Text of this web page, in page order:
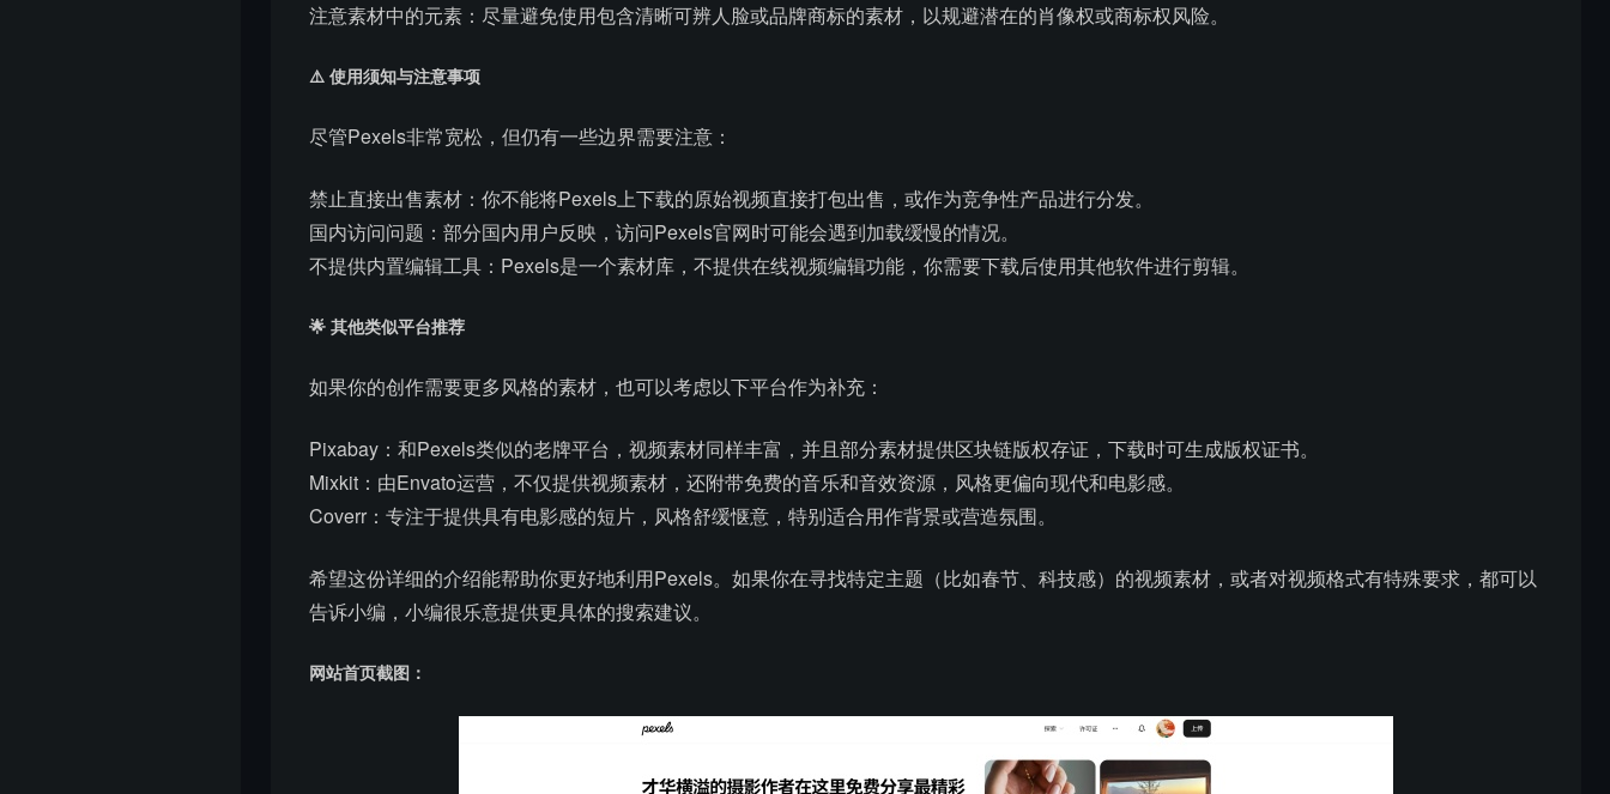
注意素材中的元素：尽量避免使用包含清晰可辨人脸或品牌商标的素材，以规避潜在的肖像权或商标权风险。
⚠️ 使用须知与注意事项
尽管Pexels非常宽松，但仍有一些边界需要注意：
禁止直接出售素材：你不能将Pexels上下载的原始视频直接打包出售，或作为竞争性产品进行分发。
国内访问问题：部分国内用户反映，访问Pexels官网时可能会遇到加载缓慢的情况。
不提供内置编辑工具：Pexels是一个素材库，不提供在线视频编辑功能，你需要下载后使用其他软件进行剪辑。
🌟 其他类似平台推荐
如果你的创作需要更多风格的素材，也可以考虑以下平台作为补充：
Pixabay：和Pexels类似的老牌平台，视频素材同样丰富，并且部分素材提供区块链版权存证，下载时可生成版权证书。
Mixkit：由Envato运营，不仅提供视频素材，还附带免费的音乐和音效资源，风格更偏向现代和电影感。
Coverr：专注于提供具有电影感的短片，风格舒缓惬意，特别适合用作背景或营造氛围。
希望这份详细的介绍能帮助你更好地利用Pexels。如果你在寻找特定主题（比如春节、科技感）的视频素材，或者对视频格式有特殊要求，都可以
告诉小编，小编很乐意提供更具体的搜索建议。
网站首页截图：